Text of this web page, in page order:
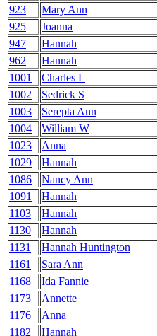
923
Mary Ann
925
Joanna
947
Hannah
962
Hannah
1001
Charles L
1002
Sedrick S
1003
Serepta Ann
1004
William W
1023
Anna
1029
Hannah
1086
Nancy Ann
1091
Hannah
1103
Hannah
1130
Hannah
1131
Hannah Huntington
1161
Sara Ann
1168
Ida Fannie
1173
Annette
1176
Anna
1182
Hannah